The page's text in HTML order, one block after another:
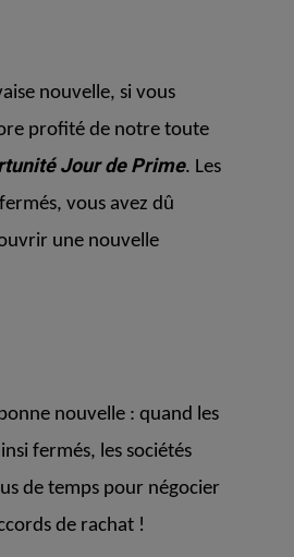
nouvelle, si vous
profité de notre toute
Jour de Prime. Les
vous avez dû
une nouvelle
nouvelle : quand les
fermés, les sociétés
de temps pour négocier
de rachat !